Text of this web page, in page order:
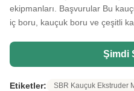
ekipmanları. Başvurular Bu
iç boru, kauçuk boru ve çeşitli
Şimdi
Etiketler:
SBR Kauçuk Ekstruder